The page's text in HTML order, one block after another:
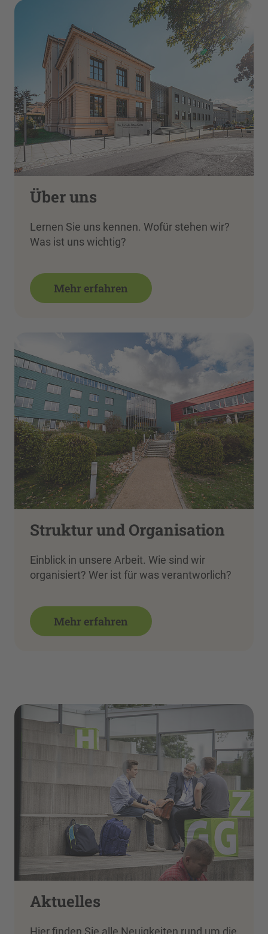
Über uns
Lernen Sie uns kennen. Wofür stehen wir?
Was ist uns wichtig?
Mehr erfahren
Struktur und Organisation
Einblick in unsere Arbeit. Wie sind wir
organisiert? Wer ist für was verantworlich?
Mehr erfahren
Aktuelles
Hier finden Sie alle Neuigkeiten rund um die